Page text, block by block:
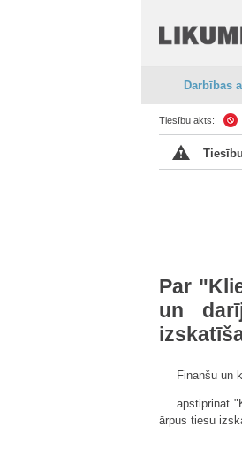
Darbības
Tiesību akts:
Par
un
Finanšu un
apstiprināt
ārpus tiesu